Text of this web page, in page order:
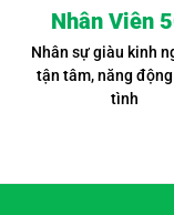
Nhân Viên
Nhân sự giàu kinh
tận tâm, năng
tình